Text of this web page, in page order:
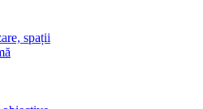
spații